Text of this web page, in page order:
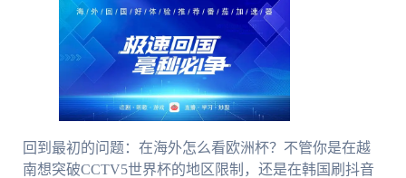
回到最初的问题：在海外怎么看欧洲杯？不管你是在越
南想突破CCTV5世界杯的地区限制，还是在韩国刷抖音